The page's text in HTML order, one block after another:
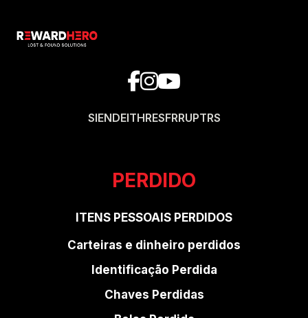
SIENDEITHRESFRRUPTRS
PERDIDO
ITENS PESSOAIS PERDIDOS
Carteiras e dinheiro perdidos
Identificação Perdida
Chaves Perdidas